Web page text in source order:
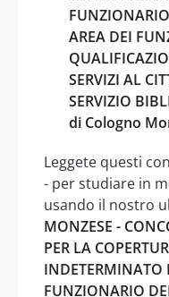
AREA DEI
SERVIZI AL
SERVIZIO
di Cologno
Leggete questi
- per studiare in
usando il nostro
MONZESE -
PER LA
INDETERMINATO
FUNZIONARIO